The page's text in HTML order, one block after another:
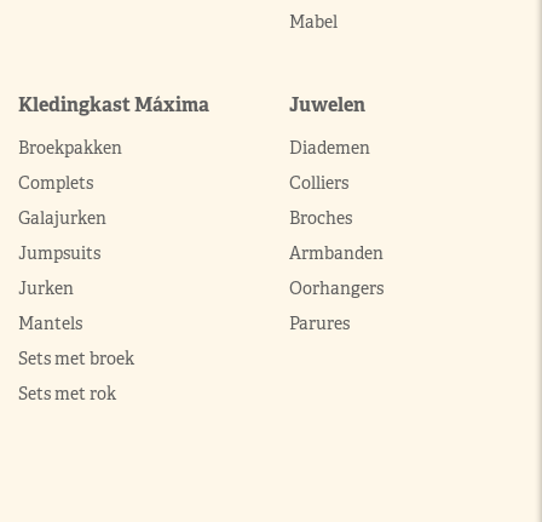
Mabel
Kledingkast Máxima
Broekpakken
Complets
Galajurken
Jumpsuits
Jurken
Mantels
Sets met broek
Sets met rok
Juwelen
Diademen
Colliers
Broches
Armbanden
Oorhangers
Parures